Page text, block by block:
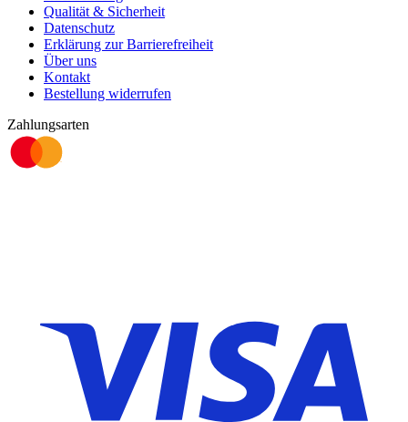
Qualität & Sicherheit
Datenschutz
Erklärung zur Barrierefreiheit
Über uns
Kontakt
Bestellung widerrufen
Zahlungsarten